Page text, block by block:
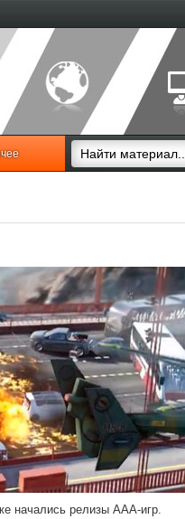
начались релизы AAA-игр.